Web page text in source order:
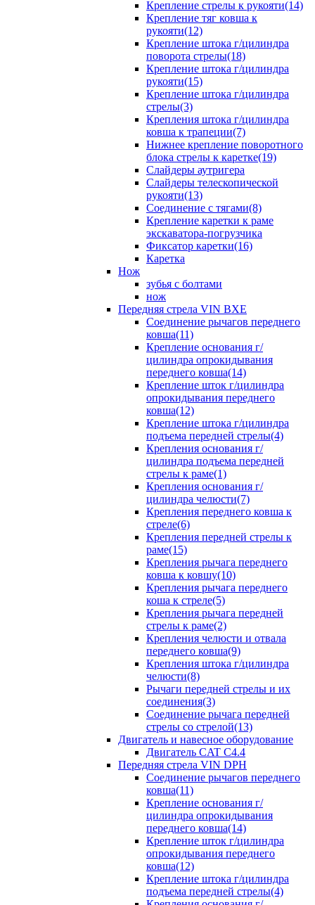
Крепление стрелы к рукояти(14)
Крепление тяг ковша к
рукояти(12)
Крепление штока г/цилиндра
поворота стрелы(18)
Крепление штока г/цилиндра
рукояти(15)
Крепление штока г/цилиндра
стрелы(3)
Крепления штока г/цилиндра
ковша к трапеции(7)
Нижнее крепление поворотного
блока стрелы к каретке(19)
Слайдеры аутригера
Слайдеры телескопической
рукояти(13)
Соединение с тягами(8)
Крепление каретки к раме
экскаватора-погрузчика
Фиксатор каретки(16)
Каретка
Нож
зубья с болтами
нож
Передняя стрела VIN BXE
Cоединение рычагов переднего
ковша(11)
Крепление основания г/
цилиндра опрокидывания
переднего ковша(14)
Крепление шток г/цилиндра
опрокидывания переднего
ковша(12)
Крепление штока г/цилиндра
подъема передней стрелы(4)
Крепления основания г/
цилиндра подъема передней
стрелы к раме(1)
Крепления основания г/
цилиндра челюсти(7)
Крепления переднего ковша к
стреле(6)
Крепления передней стрелы к
раме(15)
Крепления рычага переднего
ковша к ковшу(10)
Крепления рычага переднего
коша к стреле(5)
Крепления рычага передней
стрелы к раме(2)
Крепления челюсти и отвала
переднего ковша(9)
Крепления штока г/цилиндра
челюсти(8)
Рычаги передней стрелы и их
соединения(3)
Соединение рычага передней
стрелы со стрелой(13)
Двигатель и навесное оборудование
Двигатель CAT C4.4
Передняя стрела VIN DPH
Cоединение рычагов переднего
ковша(11)
Крепление основания г/
цилиндра опрокидывания
переднего ковша(14)
Крепление шток г/цилиндра
опрокидывания переднего
ковша(12)
Крепление штока г/цилиндра
подъема передней стрелы(4)